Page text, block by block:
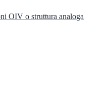
OIV o struttura analoga